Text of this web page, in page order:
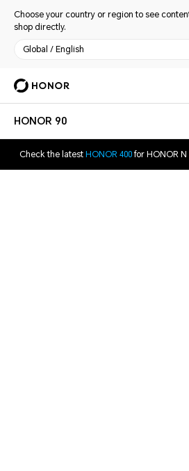
Choose your country or region to see
shop directly.
Global / English
HONOR 90
Check the latest HONOR 400for HONOR N